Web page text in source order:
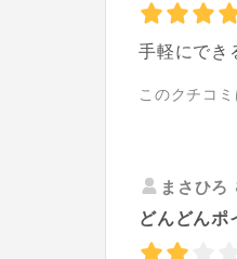
手軽にでき
このクチコ
まさひろ
どんどんポ